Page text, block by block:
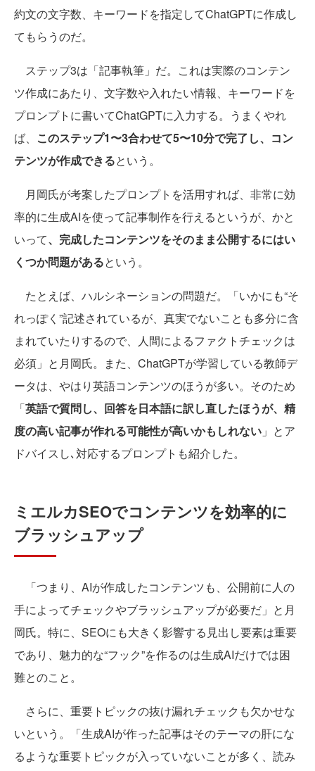
約文の文字数、キーワードを指定してChatGPTに作成し
てもらうのだ。
ステップ3は「記事執筆」だ。これは実際のコンテン
ツ作成にあたり、文字数や入れたい情報、キーワードを
プロンプトに書いてChatGPTに入力する。うまくやれ
ば、 このステップ1〜3合わせて5〜10分で完了し、コン
テンツが作成できるという。
月岡氏が考案したプロンプトを活用すれば、非常に効
率的に生成AIを使って記事制作を行えるというが、かと
いって、完成したコンテンツをそのまま公開するにはい
くつか問題があるという。
たとえば、ハルシネーションの問題だ。「いかにも“そ
れっぽく”記述されているが、真実でないことも多分に含
まれていたりするので、人間によるファクトチェックは
必須」と月岡氏。また、ChatGPTが学習している教師デ
ータは、やはり英語コンテンツのほうが多い。そのため
「英語で質問し、回答を日本語に訳し直したほうが、精
度の高い記事が作れる可能性が高いかもしれない 」とア
ドバイスし､対応するプロンプトも紹介した。
ミエルカSEOでコンテンツを効率的に
ブラッシュアップ
「つまり、AIが作成したコンテンツも、公開前に人の
手によってチェックやブラッシュアップが必要だ」と月
岡氏。特に、SEOにも大きく影響する見出し要素は重要
であり、魅力的な“フック”を作るのは生成AIだけでは困
難とのこと。
さらに、重要トピックの抜け漏れチェックも欠かせな
いという。「生成AIが作った記事はそのテーマの肝にな
るような重要トピックが入っていないことが多く、読み